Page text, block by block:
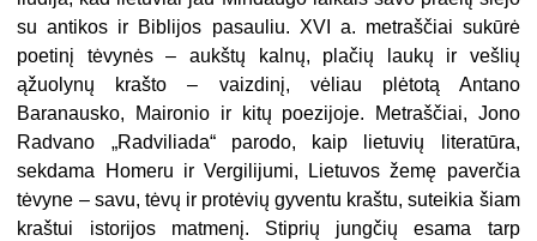
su antikos ir Biblijos pasauliu. XVI a. metraščiai sukūrė
poetinį tėvynės – aukštų kalnų, plačių laukų ir vešlių
ąžuolynų krašto – vaizdinį, vėliau plėtotą Antano
Baranausko, Maironio ir kitų poezijoje. Metraščiai, Jono
Radvano „Radviliada“ parodo, kaip lietuvių literatūra,
sekdama Homeru ir Vergilijumi, Lietuvos žemę paverčia
tėvyne – savu, tėvų ir protėvių gyventu kraštu, suteikia šiam
kraštui istorijos matmenį. Stiprių jungčių esama tarp